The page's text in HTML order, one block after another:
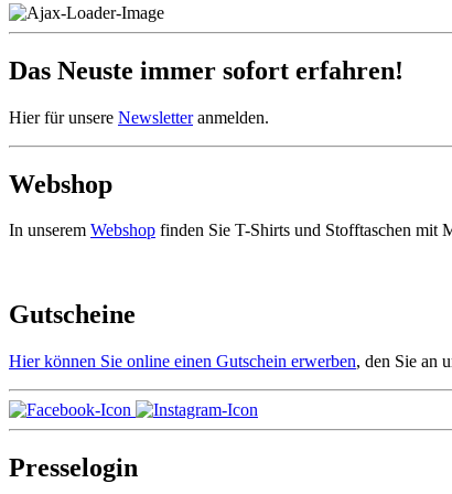
Das Neuste immer sofort erfahren!
Hier für unsere Newsletteranmelden.
Webshop
In unserem Webshop finden Sie T-Shirts und Stofftaschen mit
Gutscheine
Hier können Sie online einen Gutschein erwerben, den Sie an
Presselogin